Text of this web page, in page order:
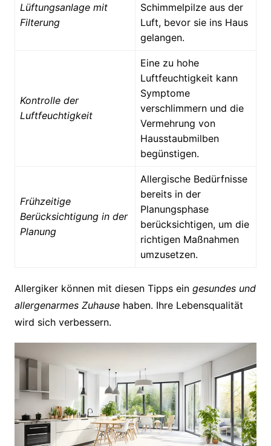
Lüftungsanlage mit
Filterung
Schimmelpilze aus der
Luft, bevor sie ins Haus
gelangen.
Kontrolle der
Luftfeuchtigkeit
Eine zu hohe
Luftfeuchtigkeit kann
Symptome
verschlimmern und die
Vermehrung von
Hausstaubmilben
begünstigen.
Frühzeitige
Berücksichtigung in der
Planung
Allergische Bedürfnisse
bereits in der
Planungsphase
berücksichtigen, um die
richtigen Maßnahmen
umzusetzen.
Allergiker können mit diesen Tipps ein gesundes und
allergenarmes Zuhausehaben. Ihre Lebensqualität
wird sich verbessern.